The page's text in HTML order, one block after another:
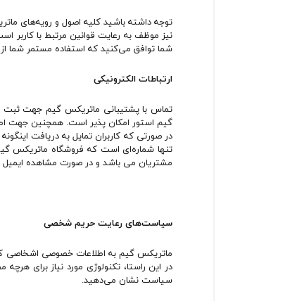
توجه داشته باشید کلیه اصول و رویه‏‌های
نیز موظف به رعایت قوانین مرتبط با
شما توافق می‏‌کنید که استفاده مستمر شما
ارتباطات الکترونیکی
تماس با پشتیبانی ماتریکس گیم جهت ثبت
گیم استور امکان پذیر است. همچنین جهت
مشتریان می باشد و در صورت مشاهده ایمیل
سیاست‏‌های رعایت حریم شخصی
ماتریکس گیم به اطلاعات خصوصی اشخاصى
در این راستا، تکنولوژی مورد نیاز برای
سیاست نشان می‏‌دهید.